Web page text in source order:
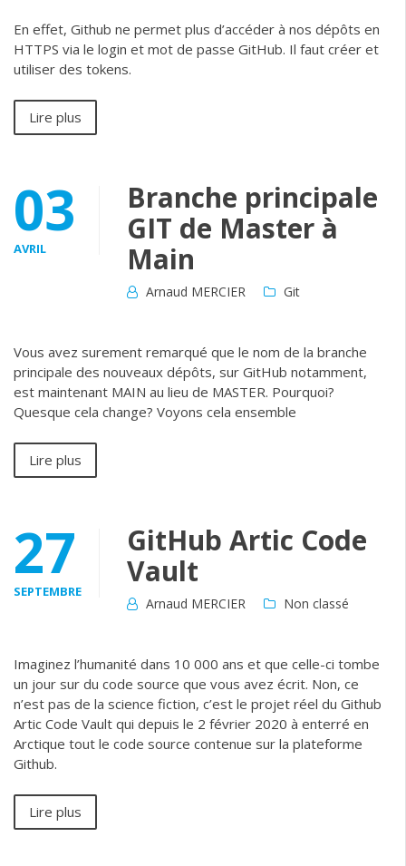
En effet, Github ne permet plus d’accéder à nos dépôts en
HTTPS via le login et mot de passe GitHub. Il faut créer et
utiliser des tokens.
Lire plus
03
AVRIL
Branche principale
GIT de Master à
Main
Arnaud MERCIER Git
Vous avez surement remarqué que le nom de la branche
principale des nouveaux dépôts, sur GitHub notamment,
est maintenant MAIN au lieu de MASTER. Pourquoi?
Quesque cela change? Voyons cela ensemble
Lire plus
27
SEPTEMBRE
GitHub Artic Code
Vault
Arnaud MERCIER Non classé
Imaginez l’humanité dans 10 000 ans et que celle-ci tombe
un jour sur du code source que vous avez écrit. Non, ce
n’est pas de la science fiction, c’est le projet réel du Github
Artic Code Vault qui depuis le 2 février 2020 à enterré en
Arctique tout le code source contenue sur la plateforme
Github.
Lire plus